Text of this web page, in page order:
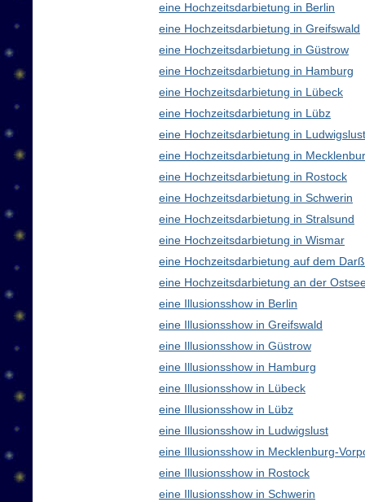
eine Hochzeitsdarbietung in Berlin
eine Hochzeitsdarbietung in Greifswald
eine Hochzeitsdarbietung in Güstrow
eine Hochzeitsdarbietung in Hamburg
eine Hochzeitsdarbietung in Lübeck
eine Hochzeitsdarbietung in Lübz
eine Hochzeitsdarbietung in Ludwigslust
eine Hochzeitsdarbietung in
eine Hochzeitsdarbietung in Rostock
eine Hochzeitsdarbietung in Schwerin
eine Hochzeitsdarbietung in Stralsund
eine Hochzeitsdarbietung in Wismar
eine Hochzeitsdarbietung auf dem Darß
eine Hochzeitsdarbietung an der
eine Illusionsshow in Berlin
eine Illusionsshow in Greifswald
eine Illusionsshow in Güstrow
eine Illusionsshow in Hamburg
eine Illusionsshow in Lübeck
eine Illusionsshow in Lübz
eine Illusionsshow in Ludwigslust
eine Illusionsshow in Mecklenburg-
eine Illusionsshow in Rostock
eine Illusionsshow in Schwerin